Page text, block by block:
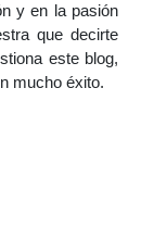
y en la pasión
que decirte
este blog,
mucho éxito.